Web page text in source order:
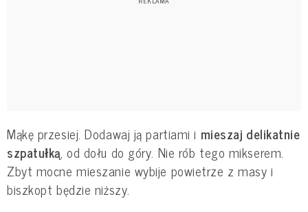
Mąkę przesiej. Dodawaj ją partiami i mieszaj delikatnie
szpatułką, od dołu do góry. Nie rób tego mikserem.
Zbyt mocne mieszanie wybije powietrze z masy i
biszkopt będzie niższy.